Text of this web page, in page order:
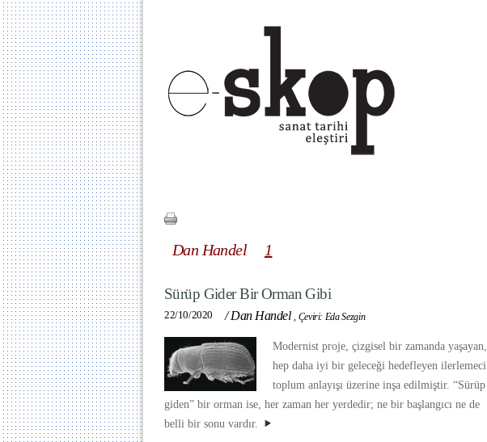
Dan Handel 1
Sürüp Gider Bir Orman Gibi
22/10/2020 /Dan Handel , Çeviri: Eda Sezgin
Modernist proje, çizgisel bir zamanda yaşayan,
hep daha iyi bir geleceği hedefleyen ilerlemeci
toplum anlayışı üzerine inşa edilmiştir. “Sürüp
giden” bir orman ise, her zaman her yerdedir; ne bir başlangıcı ne de
belli bir sonu vardır.